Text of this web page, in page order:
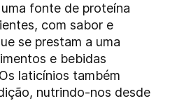
fonte de proteína
com sabor e
se prestam a uma
e bebidas
laticínios também
nutrindo-nos desde